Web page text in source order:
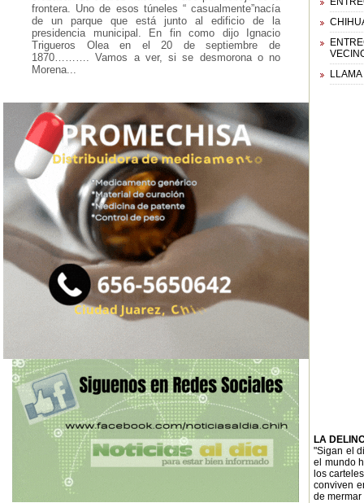
frontera. Uno de esos túneles “ casualmente”nacía
de un parque que está junto al edificio de la
presidencia municipal. En fin como dijo Ignacio
Trigueros Olea en el 20 de septiembre de
1870………. Vamos a ver, si se desmorona o no
Morena...
LA
"Sigan el
el mundo
los
conviven
de